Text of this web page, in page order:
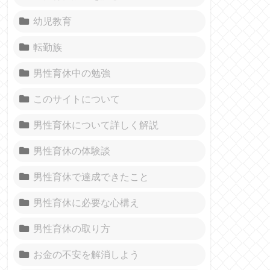
幼児教育
転勤族
男性育休中の勉強
このサイトについて
男性育休について詳しく解説
男性育休の体験談
男性育休で達成できたこと
男性育休に必要な心構え
男性育休の取り方
お金の不安を解消しよう